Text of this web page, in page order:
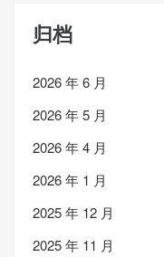
归档
2026 年 6 月
2026 年 5 月
2026 年 4 月
2026 年 1 月
2025 年 12 月
2025 年 11 月